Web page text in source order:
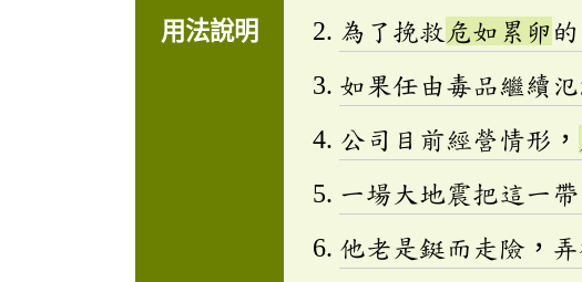
用法說明
為了挽救 危如累卵
如果任由毒品繼續
公司目前經營情形，
一場大地震把這一
他老是鋌而走險，